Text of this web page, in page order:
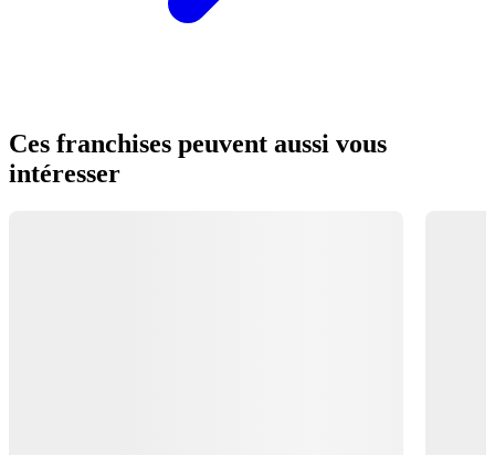
Ces franchises peuvent aussi vous
intéresser